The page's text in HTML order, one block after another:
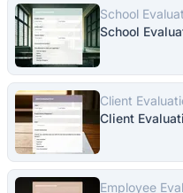
School
School
Client
Client
Employee